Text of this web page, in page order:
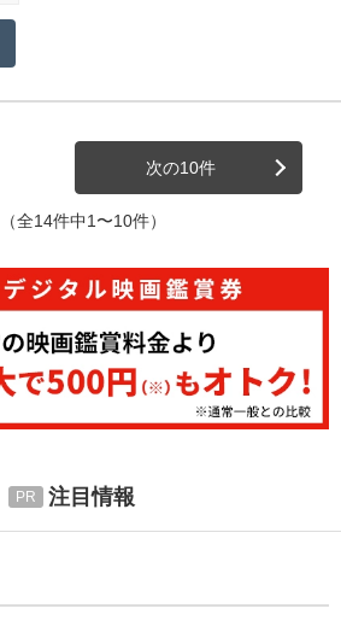
次の10件
（全14件中1〜10件）
注目情報